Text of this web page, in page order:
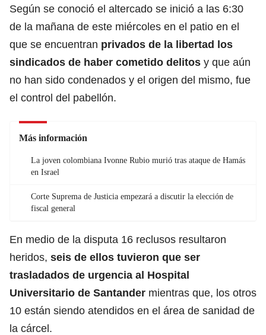
Según se conoció el altercado se inició a las 6:30
de la mañana de este miércoles en el patio en el
que se encuentran privados de la libertad los
sindicados de haber cometido delitos y que aún
no han sido condenados y el origen del mismo, fue
el control del pabellón.
Más información
La joven colombiana Ivonne Rubio murió tras ataque de Hamás
en Israel
Corte Suprema de Justicia empezará a discutir la elección de
fiscal general
En medio de la disputa 16 reclusos resultaron
heridos, seis de ellos tuvieron que ser
trasladados de urgencia al Hospital
Universitario de Santander mientras que, los otros
10 están siendo atendidos en el área de sanidad de
la cárcel.